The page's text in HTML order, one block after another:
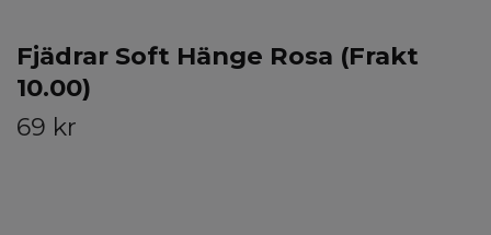
Fjädrar Soft Hänge Rosa (Frakt
10.00)
69 kr